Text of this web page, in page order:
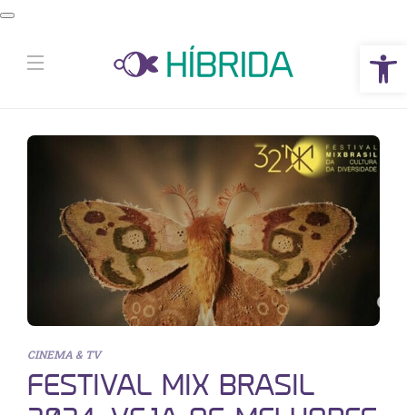
Abrir a barra de ferramentas
CINEMA & TV
FESTIVAL MIX BRASIL